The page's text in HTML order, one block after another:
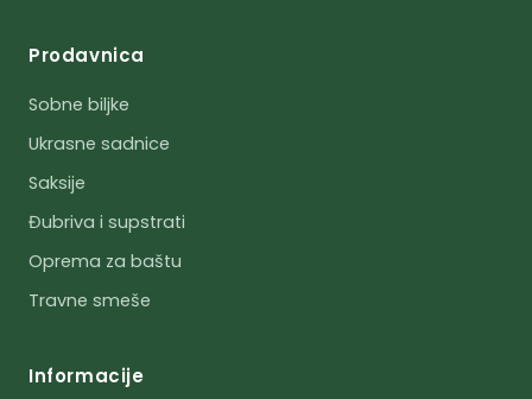
Prodavnica
Sobne biljke
Ukrasne sadnice
Saksije
Đubriva i supstrati
Oprema za baštu
Travne smeše
Informacije